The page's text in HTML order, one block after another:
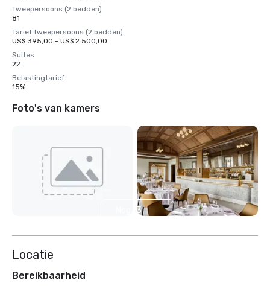
Tweepersoons (2 bedden)
81
Tarief tweepersoons (2 bedden)
US$ 395,00 - US$ 2.500,00
Suites
22
Belastingtarief
15%
Foto's van kamers
Nog 13
Locatie
Bereikbaarheid